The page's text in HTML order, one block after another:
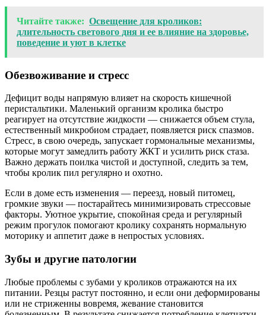
Читайте также: Освещение для кроликов:
длительность светового дня и ее влияние на здоровье,
поведение и уют в клетке
Обезвоживание и стресс
Дефицит воды напрямую влияет на скорость кишечной
перистальтики. Маленький организм кролика быстро
реагирует на отсутствие жидкости — снижается объем стула,
естественный микробиом страдает, появляется риск спазмов.
Стресс, в свою очередь, запускает гормональные механизмы,
которые могут замедлить работу ЖКТ и усилить риск стаза.
Важно держать поилка чистой и доступной, следить за тем,
чтобы кролик пил регулярно и охотно.
Если в доме есть изменения — переезд, новый питомец,
громкие звуки — постарайтесь минимизировать стрессовые
факторы. Уютное укрытие, спокойная среда и регулярный
режим прогулок помогают кролику сохранять нормальную
моторику и аппетит даже в непростых условиях.
Зубы и другие патологии
Любые проблемы с зубами у кроликов отражаются на их
питании. Резцы растут постоянно, и если они деформированы
или не стриженны вовремя, жевание становится